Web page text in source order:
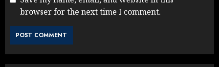
browser for the next time I comment.
Rahul Gandhi के तीखे वार से बार-बार